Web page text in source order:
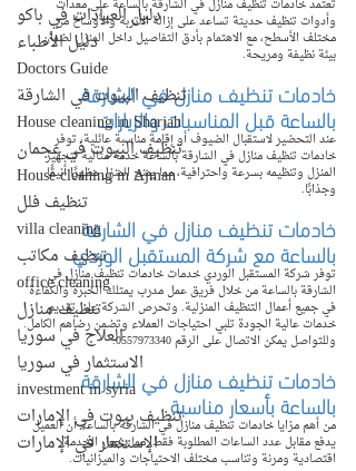
دليل العيادات في باكو
دليل الأطباء
Doctors Guide
تنظيف البيوت في الشارقة
House cleaning in Sharjah
تنظيف البيوت في عجمان
House cleaning in Ajman
تنظيف فلل
villa cleaning
تنظيف مكاتب
office cleaning
تنظيف منازل
العلاج في سوريا
الاستثمار في سوريا
investment in syria
تنظيف بيوت في الإمارات
الإستثمار في الإمارات
تعتمد خادمات تنظيف منازل في الشارقة بالساعة على معدات
وأدوات تنظيف حديثة تساعد على إزالة الأتربة والأوساخ من
مختلف الأسطح، مع الاهتمام بأدق التفاصيل داخل المنزل لضمان
بيئة نظيفة ومريحة.
خادمات تنظيف منازل في الشارقة
بالساعة قبل المناسبات والزيارات
عند التحضير لاستقبال الضيوف أو إقامة مناسبة عائلية، توفر
خادمات تنظيف منازل في الشارقة بالساعة خدمة مثالية لتجهيز
المنزل وتنظيمه بسرعة واحترافية، مما يمنح المنزل مظهرًا أنيقًا
وجذابًا.
خادمات تنظيف منازل في الشارقة
بالساعة مع شركة المستقبل الوردي
توفر شركة المستقبل الوردي خدمات خادمات تنظيف منازل في
الشارقة بالساعة من خلال فريق عمل مدرب يمتلك الخبرة والكفاءة
في جميع أعمال التنظيف المنزلية. وتحرص الشركة على تقديم
خدمات عالية الجودة تلبي احتياجات العملاء وتضمن رضاهم الكامل.
وللتواصل يمكن الاتصال على الرقم 0557973340.
خادمات تنظيف منازل في الشارقة
بالساعة بأسعار مناسبة
من أهم مزايا خادمات تنظيف منازل في الشارقة بالساعة أن العميل
يدفع مقابل عدد الساعات المطلوبة فقط، مما يجعل الخدمة
اقتصادية ومرنة وتناسب مختلف الاحتياجات والميزانيات.